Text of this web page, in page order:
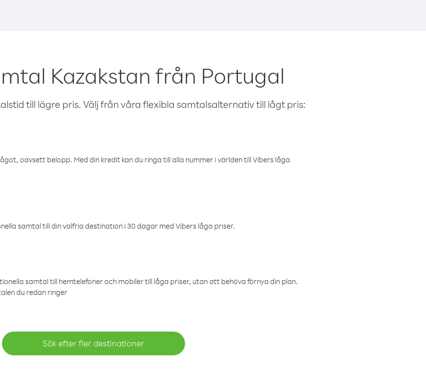
Kazakstan från Portugal
till lägre pris. Välj från våra flexibla samtalsalternativ till lågt pris:
oavsett belopp. Med din kredit kan du ringa till alla nummer i världen till Vibers låga
samtal till din valfria destination i 30 dagar med Vibers låga priser.
samtal till hemtelefoner och mobiler till låga priser, utan att behöva förnya din plan.
du redan ringer
Sök efter fler destinationer